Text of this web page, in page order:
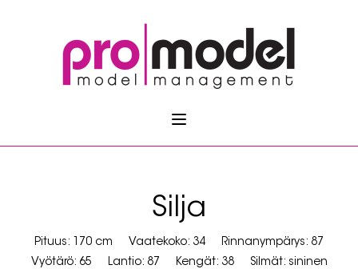
Silja
Pituus: 170 cm Vaatekoko: 34
Rinnanympärys: 87
Vyötärö: 65
Lantio: 87 Kengät: 38
Silmät: sininen